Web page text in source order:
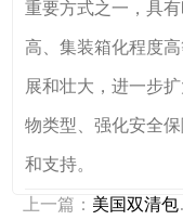
重要方式之一，具
高、集装箱化程度
展和壮大，进一步
物类型、强化安全
和支持。
上一篇： 美国双清包税：优化国际贸易供应链的关键一..